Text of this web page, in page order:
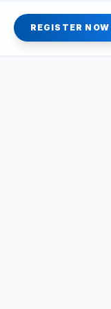
REGISTER NOW